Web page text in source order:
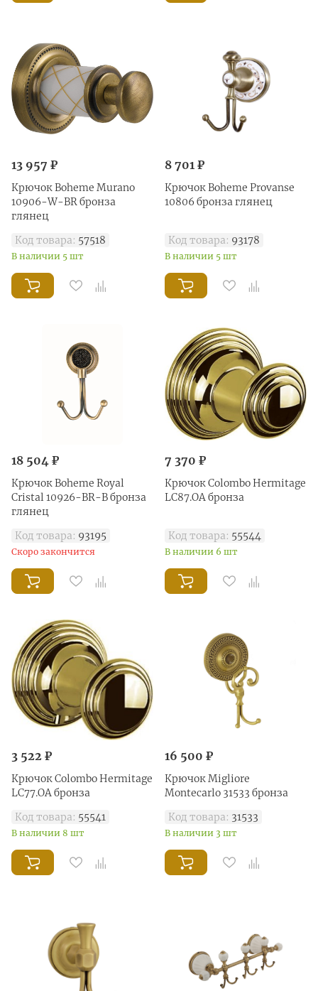
13 957 ₽
Крючок Boheme Murano
10906-W-BR бронза
глянец
Код товара: 57518
В наличии 5 шт
8 701 ₽
Крючок Boheme Provanse
10806 бронза глянец
Код товара: 93178
В наличии 5 шт
18 504 ₽
Крючок Boheme Royal
Cristal 10926-BR-B бронза
глянец
Код товара: 93195
Скоро закончится
7 370 ₽
Крючок Colombo Hermitage
LC87.OA бронза
Код товара: 55544
В наличии 6 шт
3 522 ₽
Крючок Colombo Hermitage
LC77.OA бронза
Код товара: 55541
В наличии 8 шт
16 500 ₽
Крючок Migliore
Montecarlo 31533 бронза
Код товара: 31533
В наличии 3 шт